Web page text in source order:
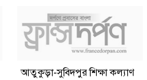
আতুকুড়া-সুবিদপুর শিক্ষা কল্যাণ